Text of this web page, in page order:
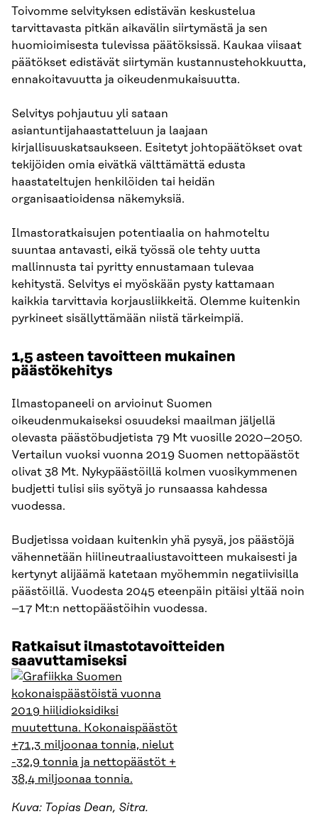
Toivomme selvityksen edistävän keskustelua
tarvittavasta pitkän aikavälin siirtymästä ja sen
huomioimisesta tulevissa päätöksissä. Kaukaa viisaat
päätökset edistävät siirtymän kustannustehokkuutta,
ennakoitavuutta ja oikeudenmukaisuutta.
Selvitys pohjautuu yli sataan
asiantuntijahaastatteluun ja laajaan
kirjallisuuskatsaukseen. Esitetyt johtopäätökset ovat
tekijöiden omia eivätkä välttämättä edusta
haastateltujen henkilöiden tai heidän
organisaatioidensa näkemyksiä.
Ilmastoratkaisujen potentiaalia on hahmoteltu
suuntaa antavasti, eikä työssä ole tehty uutta
mallinnusta tai pyritty ennustamaan tulevaa
kehitystä. Selvitys ei myöskään pysty kattamaan
kaikkia tarvittavia korjausliikkeitä. Olemme kuitenkin
pyrkineet sisällyttämään niistä tärkeimpiä.
1,5 asteen tavoitteen mukainen
päästökehitys
Ilmastopaneeli on arvioinut Suomen
oikeudenmukaiseksi osuudeksi maailman jäljellä
olevasta päästöbudjetista 79 Mt vuosille 2020–2050.
Vertailun vuoksi vuonna 2019 Suomen nettopäästöt
olivat 38 Mt. Nykypäästöillä kolmen vuosikymmenen
budjetti tulisi siis syötyä jo runsaassa kahdessa
vuodessa.
Budjetissa voidaan kuitenkin yhä pysyä, jos päästöjä
vähennetään hiilineutraaliustavoitteen mukaisesti ja
kertynyt alijäämä katetaan myöhemmin negatiivisilla
päästöillä. Vuodesta 2045 eteenpäin pitäisi yltää noin
–17 Mt:n nettopäästöihin vuodessa.
Ratkaisut ilmastotavoitteiden
saavuttamiseksi
Kuva: Topias Dean, Sitra.